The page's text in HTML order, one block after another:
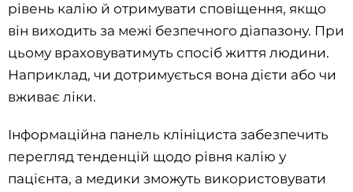
рівень калію й отримувати сповіщення, якщо
він виходить за межі безпечного діапазону. При
цьому враховуватимуть спосіб життя людини.
Наприклад, чи дотримується вона дієти або чи
вживає ліки.
Інформаційна панель клініциста забезпечить
перегляд тенденцій щодо рівня калію у
пацієнта, а медики зможуть використовувати